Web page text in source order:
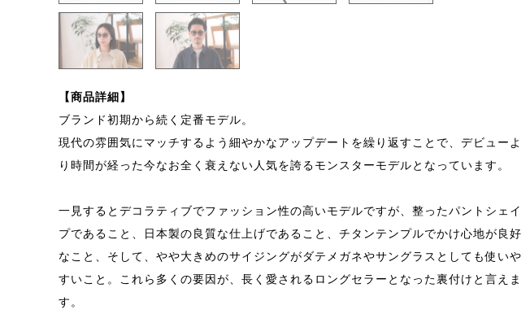
【商品詳細】
ブランド初期から続く定番モデル。
現代の雰囲気にマッチするよう細やかなアップデートを繰り返すことで、デビューよ
り時間が経った今なお全く衰えない人気を誇るモンスターモデルとなっています。
一見するとデコラティブでファッション性の高いモデルですが、整ったパントシェイ
プであること、日本製の良質な仕上げであること、チタンテンプルでかけ心地が良好
なこと、そして、やや大きめのサイジングがダテメガネやサングラスとしても使いや
すいこと。これら多くの要因が、長く愛されるロングセラーとなった裏付けと言えま
す。